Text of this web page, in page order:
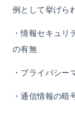
例として挙げら
・情報セキュ
の有無
・プライバシー
・通信情報の暗